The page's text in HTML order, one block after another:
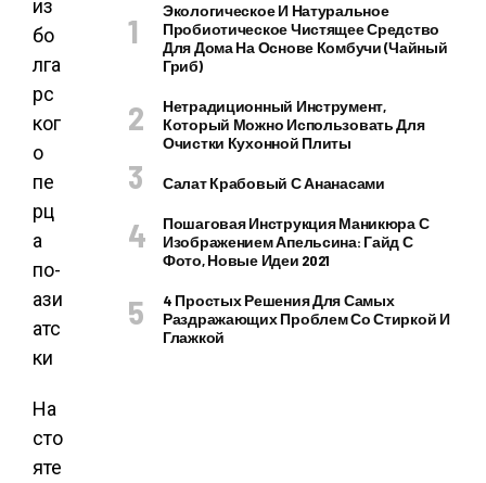
На
сто
яте
Экологическое И Натуральное
Пробиотическое Чистящее Средство
Для Дома На Основе Комбучи (чайный
Гриб)
Нетрадиционный Инструмент,
Который Можно Использовать Для
Очистки Кухонной Плиты
Салат Крабовый С Ананасами
Пошаговая Инструкция Маникюра С
Изображением Апельсина: Гайд С
Фото, Новые Идеи 2021
4 Простых Решения Для Самых
Раздражающих Проблем Со Стиркой И
Глажкой